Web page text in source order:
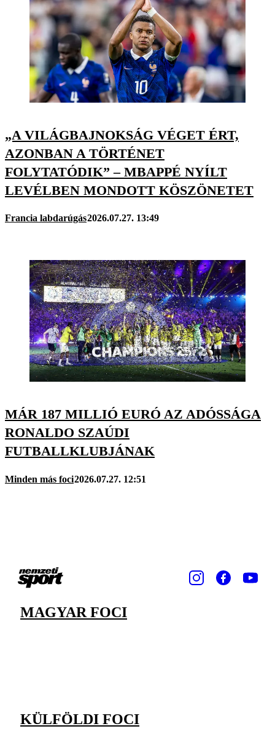
„A VILÁGBAJNOKSÁG VÉGET ÉRT,
AZONBAN A TÖRTÉNET
FOLYTATÓDIK” – MBAPPÉ NYÍLT
LEVÉLBEN MONDOTT KÖSZÖNETET
Francia labdarúgás2026.07.27. 13:49
MÁR 187 MILLIÓ EURÓ AZ ADÓSSÁGA
RONALDO SZAÚDI
FUTBALLKLUBJÁNAK
Minden más foci2026.07.27. 12:51
MAGYAR FOCI
KÜLFÖLDI FOCI